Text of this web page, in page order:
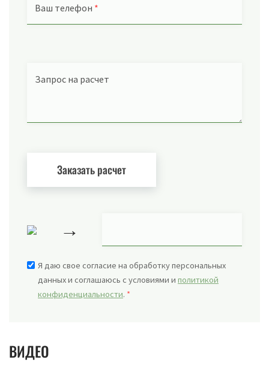
Ваш телефон *
Запрос на расчет
→
Я даю свое согласие на обработку персональных
данных и соглашаюсь с условиями и политикой
конфиденциальности. *
ВИДЕО